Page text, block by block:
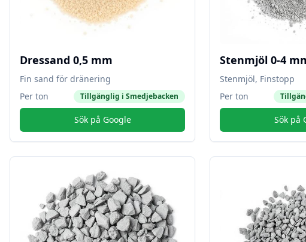
Dressand 0,5 mm
Fin sand för dränering
Per ton
Tillgänglig i Smedjebacken
Sök på Google
Stenmjöl 0-4
Stenmjöl, Finstopp
Per ton
Sök på